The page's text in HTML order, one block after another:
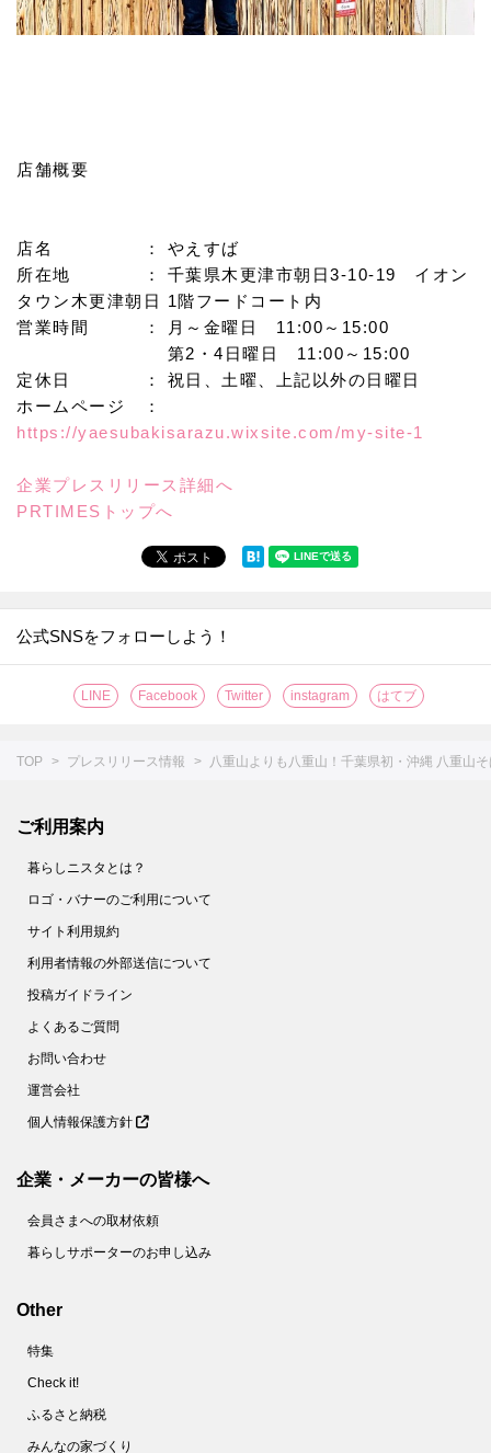
店舗概要
店名 ： やえすば
所在地 ： 千葉県木更津市朝日3-10-19 イオン
タウン木更津朝日 1階フードコート内
営業時間 ： 月～金曜日 11:00～15:00
第2・4日曜日 11:00～15:00
定休日 ： 祝日、土曜、上記以外の日曜日
ホームページ ：
https://yaesubakisarazu.wixsite.com/my-site-1
企業プレスリリース詳細へ
PRTIMESトップへ
公式SNSをフォローしよう！
LINE Facebook Twitter instagram はてブ
TOP プレスリリース情報 八重山よりも八重山！千葉県初・沖縄 八重山
ご利用案内
暮らしニスタとは？
ロゴ・バナーのご利用について
サイト利用規約
利用者情報の外部送信について
投稿ガイドライン
よくあるご質問
お問い合わせ
運営会社
個人情報保護方針
企業・メーカーの皆様へ
会員さまへの取材依頼
暮らしサポーターのお申し込み
Other
特集
Check it!
ふるさと納税
みんなの家づくり